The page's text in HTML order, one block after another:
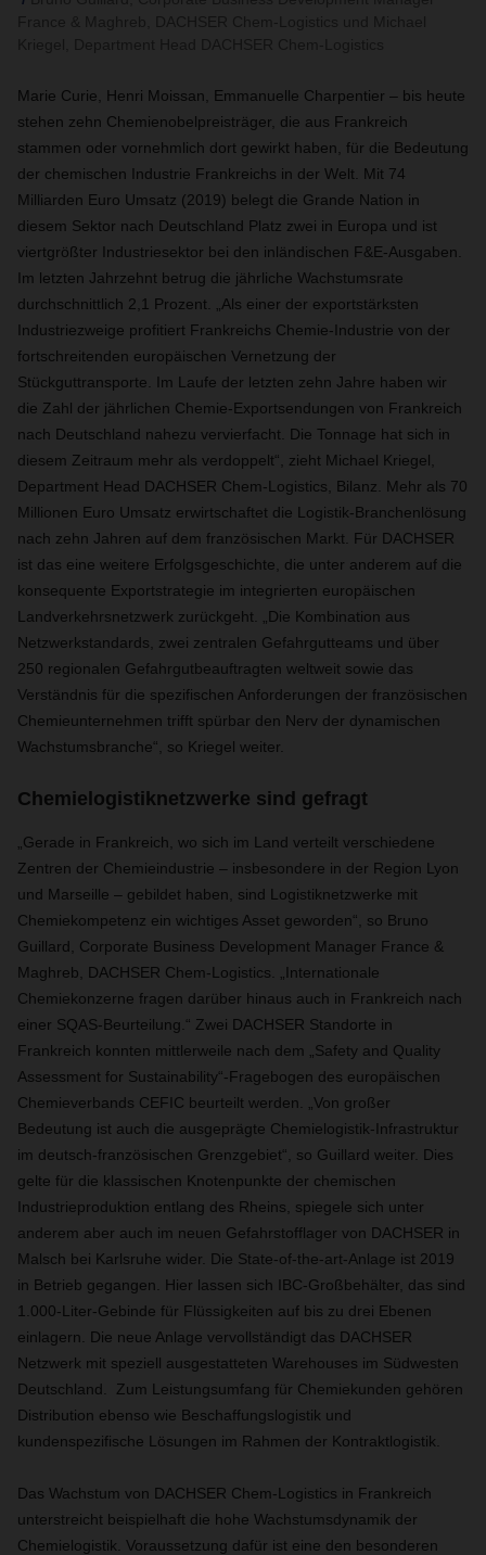
Marie Curie, Henri Moissan, Emmanuelle Charpentier – bis heute
stehen zehn Chemienobelpreisträger, die aus Frankreich
stammen oder vornehmlich dort gewirkt haben, für die Bedeutung
der chemischen Industrie Frankreichs in der Welt. Mit 74
Milliarden Euro Umsatz (2019) belegt die Grande Nation in
diesem Sektor nach Deutschland Platz zwei in Europa und ist
viertgrößter Industriesektor bei den inländischen F&E-Ausgaben.
Im letzten Jahrzehnt betrug die jährliche Wachstumsrate
durchschnittlich 2,1 Prozent. „ Als einer der exportstärksten
Industriezweige profitiert Frankreichs Chemie-Industrie von der
fortschreitenden europäischen Vernetzung der
Stückguttransporte. Im Laufe der letzten zehn Jahre haben wir
die Zahl der jährlichen Chemie-Exportsendungen von Frankreich
nach Deutschland nahezu vervierfacht. Die Tonnage hat sich in
diesem Zeitraum mehr als verdoppelt“, zieht Michael Kriegel,
Department Head DACHSER Chem-Logistics, Bilanz. Mehr als 70
Millionen Euro Umsatz erwirtschaftet die Logistik-Branchenlösung
nach zehn Jahren auf dem französischen Markt. Für DACHSER
ist das eine weitere Erfolgsgeschichte, die unter anderem auf die
konsequente Exportstrategie im integrierten europäischen
Landverkehrsnetzwerk zurückgeht. „Die Kombination aus
Netzwerkstandards, zwei zentralen Gefahrgutteams und über
250 regionalen Gefahrgutbeauftragten weltweit sowie das
Verständnis für die spezifischen Anforderungen der französischen
Chemieunternehmen trifft spürbar den Nerv der dynamischen
Wachstumsbranche“, so Kriegel weiter.
Chemielogistiknetzwerke sind gefragt
„Gerade in Frankreich, wo sich im Land verteilt verschiedene
Zentren der Chemieindustrie – insbesondere in der Region Lyon
und Marseille – gebildet haben, sind Logistiknetzwerke mit
Chemiekompetenz ein wichtiges Asset geworden“, so Bruno
Guillard, Corporate Business Development Manager France &
Maghreb, DACHSER Chem-Logistics. „Internationale
Chemiekonzerne fragen darüber hinaus auch in Frankreich nach
einer SQAS-Beurteilung.“ Zwei DACHSER Standorte in
Frankreich konnten mittlerweile nach dem „Safety and Quality
Assessment for Sustainability“-Fragebogen des europäischen
Chemieverbands CEFIC beurteilt werden. „Von großer
Bedeutung ist auch die ausgeprägte Chemielogistik-Infrastruktur
im deutsch-französischen Grenzgebiet“, so Guillard weiter. Dies
gelte für die klassischen Knotenpunkte der chemischen
Industrieproduktion entlang des Rheins, spiegele sich unter
anderem aber auch im neuen Gefahrstofflager von DACHSER in
Malsch bei Karlsruhe wider. Die State-of-the-art-Anlage ist 2019
in Betrieb gegangen. Hier lassen sich IBC-Großbehälter, das sind
1.000-Liter-Gebinde für Flüssigkeiten auf bis zu drei Ebenen
einlagern. Die neue Anlage vervollständigt das DACHSER
Netzwerk mit speziell ausgestatteten Warehouses im Südwesten
Deutschland. Zum Leistungsumfang für Chemiekunden gehören
Distribution ebenso wie Beschaffungslogistik und
kundenspezifische Lösungen im Rahmen der Kontraktlogistik
Das Wachstum von DACHSER Chem-Logistics in Frankreich
unterstreicht beispielhaft die hohe Wachstumsdynamik der
Chemielogistik. Voraussetzung dafür ist eine den besonderen